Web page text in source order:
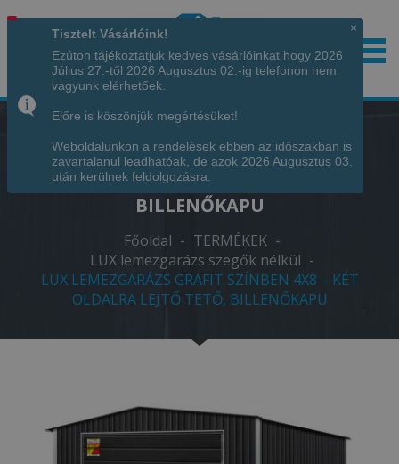
Hívjon minket!+36 70 7342034
LUX LEMEZGARÁZS GRAFIT SZÍNBEN
4X8 – KÉT OLDALRA LEJTŐ TETŐ,
BILLENŐKAPU
Főoldal - TERMÉKEK -
LUX lemezgarázs szegők nélkül -
LUX LEMEZGARÁZS GRAFIT SZÍNBEN 4X8 – KÉT
OLDALRA LEJTŐ TETŐ, BILLENŐKAPU
×
Tisztelt Vásárlóink!
Ezúton tájékoztatjuk kedves vásárlóinkat hogy 2026
Július 27.-től 2026 Augusztus 02.-ig telefonon nem
vagyunk elérhetőek.
Előre is köszönjük megértésüket!
Weboldalunkon a rendelések ebben az időszakban is
zavartalanul leadhatóak, de azok 2026 Augusztus 03.
után kerülnek feldolgozásra.